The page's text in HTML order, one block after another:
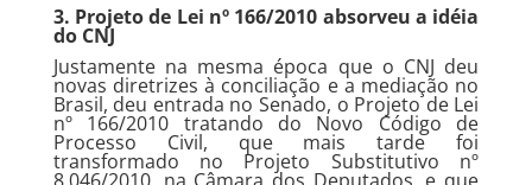
3. Projeto de Lei nº 166/2010 absorveu a idéia
do CNJ
Justamente na mesma época que o CNJ deu
novas diretrizes à conciliação e a mediação no
Brasil, deu entrada no Senado, o Projeto de Lei
nº 166/2010 tratando do Novo Código de
Processo Civil, que mais tarde foi
transformado no Projeto Substitutivo nº